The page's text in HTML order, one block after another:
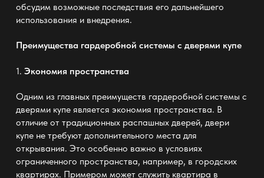
обсудим возможные последствия его дальнейшего
использования и внедрения.
Преимущества гардеробной системы с дверями купе
1. Экономия пространства
Одним из главных преимуществ гардеробной системы с
дверями купеявляется экономия пространства. В
отличие от традиционных распашных дверей, двери
купе не требуют дополнительного места для
открывания. Это особенно важно в условиях
ограниченного пространства, например, в городских
квартирах. Примером может служить квартира в